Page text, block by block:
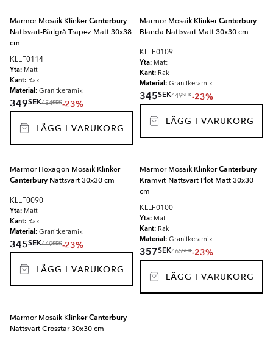
Marmor Mosaik KlinkerCanterbury
Nattsvart-Pärlgrå Trapez Matt 30x38
cm
KLLF0114
Yta: Matt
Kant: Rak
Material: Granitkeramik
349SEK454SEK-23%
LÄGG I VARUKORG
Marmor Mosaik KlinkerCanterbury
Blanda Nattsvart Matt 30x30 cm
KLLF0109
Yta: Matt
Kant: Rak
Material: Granitkeramik
345SEK449SEK-23%
LÄGG I VARUKORG
Marmor Hexagon Mosaik Klinker
Canterbury Nattsvart 30x30 cm
KLLF0090
Yta: Matt
Kant: Rak
Material: Granitkeramik
345SEK449SEK-23%
LÄGG I VARUKORG
Marmor Mosaik KlinkerCanterbury
Krämvit-Nattsvart Plot Matt 30x30
cm
KLLF0100
Yta: Matt
Kant: Rak
Material: Granitkeramik
357SEK465SEK-23%
LÄGG I VARUKORG
Marmor Mosaik KlinkerCanterbury
Nattsvart Crosstar 30x30 cm